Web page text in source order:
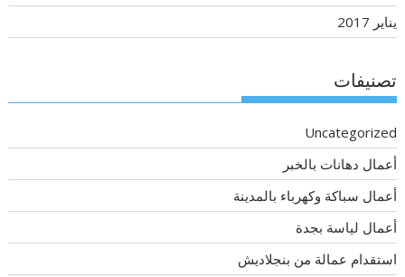
يناير 2017
تصنيفات
Uncategorized
أعمال دهانات بالخبر
أعمال سباكة وكهرباء بالمدينة
أعمال لياسة بجدة
استقدام عمالة من بنجلاديش